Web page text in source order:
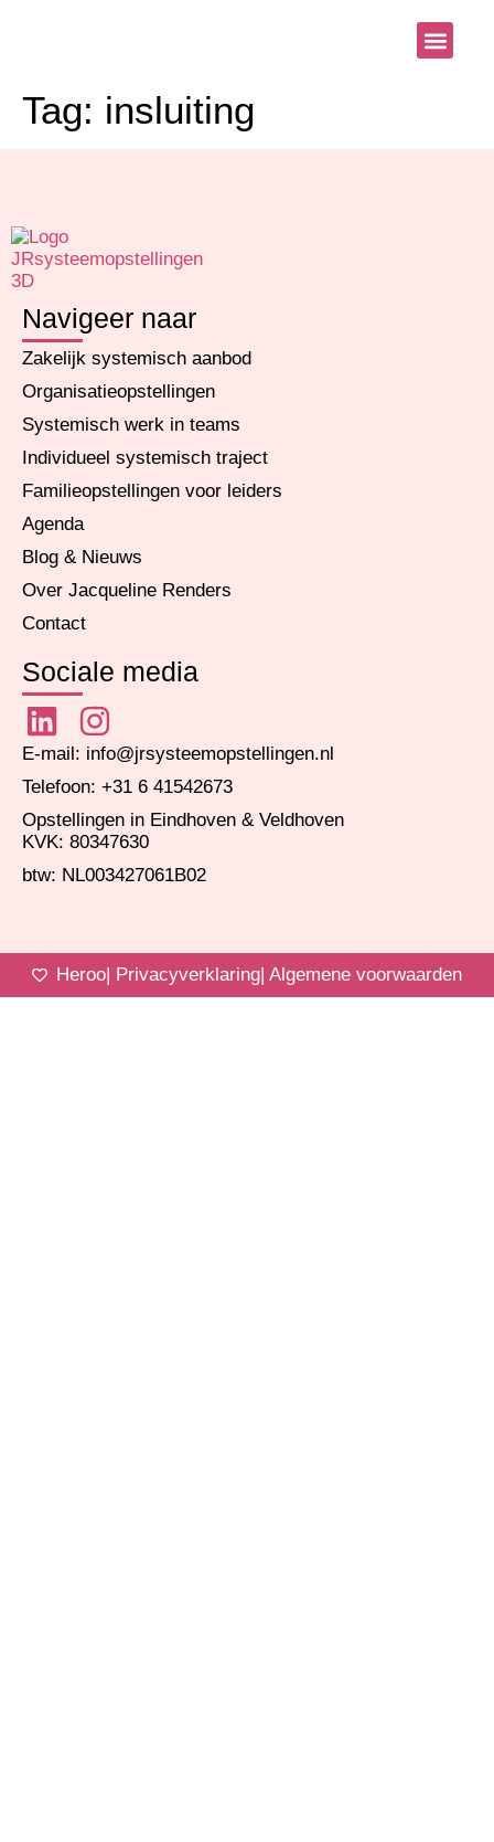
Tag: insluiting
Navigeer naar
Zakelijk systemisch aanbod
Organisatieopstellingen
Systemisch werk in teams
Individueel systemisch traject
Familieopstellingen voor leiders
Agenda
Blog & Nieuws
Over Jacqueline Renders
Contact
Sociale media
E-mail: info@jrsysteemopstellingen.nl
Telefoon: +31 6 41542673
Opstellingen in Eindhoven & Veldhoven
KVK: 80347630
btw: NL003427061B02
Heroo| Privacyverklaring| Algemene voorwaarden